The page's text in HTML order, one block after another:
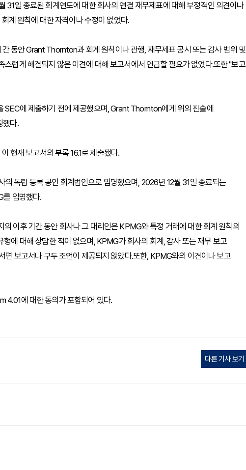
일 종료된 회계연도에 대한 회사의 연결 재무제표에 대해 부정적인 의견이나
계 원칙에 대한 자격이나 수정이 없었다.
동안 Grant Thornton과 회계 원칙이나 관행, 재무제표 공시 또는 감사 범위 및
럽게 해결되지 않은 이견에 대해 보고서에서 언급할 필요가 없었다.또한 "보고
에 제출하기 전에 제공했으며, Grant Thornton에게 위의 진술에
했다.
현재 보고서의 부록 16.1로 제출됐다.
독립 등록 공인 회계법인으로 임명했으며, 2026년 12월 31일 종료되는
를 임명했다.
이후 기간 동안 회사나 그 대리인은 KPMG와 특정 거래에 대한 회계 원칙의
에 대해 상담한 적이 없으며, KPMG가 회사의 회계, 감사 또는 재무 보고
면 보고서나 구두 조언이 제공되지 않았다.또한, KPMG와의 이견이나 보고
에 대한 동의가 포함되어 있다.
다른 기사 보기